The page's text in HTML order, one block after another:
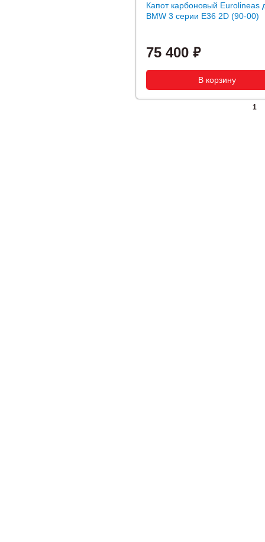
Капот карбоновый Eurolineas
BMW 3 серии E36 2D (90-00)
75 400
1